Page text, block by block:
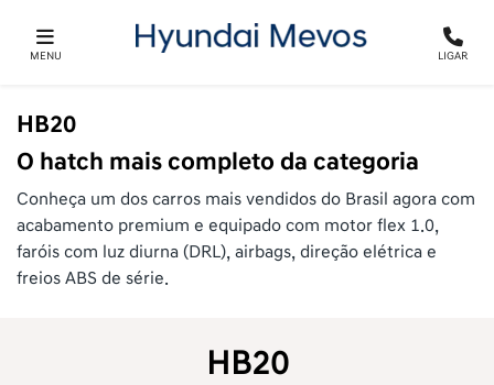
MENU LIGAR
HB20
O hatch mais completo da categoria
Conheça um dos carros mais vendidos do Brasil agora com
acabamento premium e equipado com motor flex 1.0,
faróis com luz diurna (DRL), airbags, direção elétrica e
freios ABS de série.
HB20